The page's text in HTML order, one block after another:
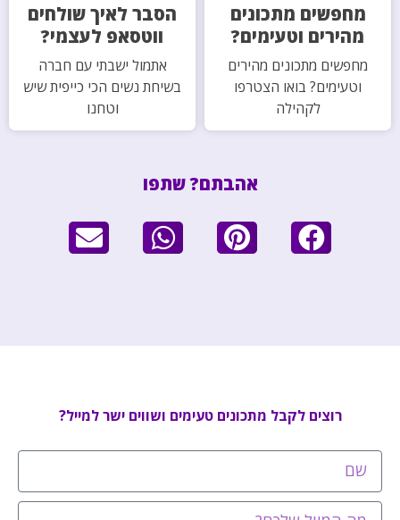
מחפשים מתכונים
מהירים וטעימים?
מחפשים מתכונים מהירים
וטעימים? בואו הצטרפו
לקהילה
הסבר לאיך שולחים
ווטסאפ לעצמי?
אתמול ישבתי עם חברה
בשיחת נשים הכי כייפית שיש
וטחנו
אהבתם? שתפו
רוצים לקבל מתכונים טעימים ושווים ישר למייל?